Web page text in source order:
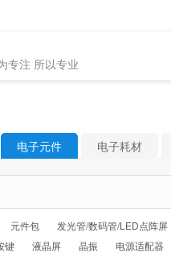
专注 所以专业
电子元件 电子耗材
元件包 发光管/数码管/LED点阵屏
键
液晶屏 晶振 电源适配器